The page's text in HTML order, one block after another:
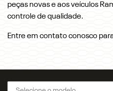
peças novas e aos veículos
controle de qualidade.
Entre em contato conosco